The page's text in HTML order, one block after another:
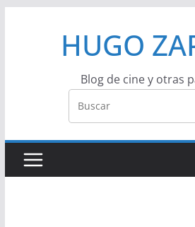
HUGO
Blog de cine y otras